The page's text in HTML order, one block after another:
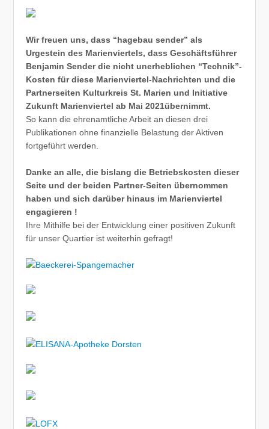
Wir freuen uns, dass “hagebau sender” als
Urgestein des Marienviertels, dass Geschäftsführer
Benjamin Sender die nicht unerheblichen “Technik”-
Kosten für diese Marienviertel-Nachrichten und die
Partnerseiten Kulturkreis St. Marien und Initiative
Zukunft Marienviertel ab Mai 2021übernimmt.
So kann die ehrenamtliche Arbeit an diesen drei
Publikationen ohne finanzielle Belastung der Aktiven
fortgeführt werden.
Danke an alle, die bislang die Betriebskosten dieser
Seite und der beiden Partner-Seiten übernommen
haben und sich darüber hinaus im Marienviertel
engagieren !
Ihre Mithilfe bei der Entwicklung einer positiven Zukunft
für unser Quartier ist weiterhin gefragt!